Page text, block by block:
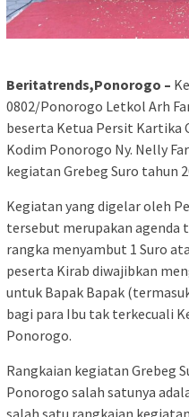
Beritatrends,Ponorogo –
0802/Ponorogo Letkol Arh
beserta Ketua Persit Kartika
Kodim Ponorogo Ny. Nelly
kegiatan Grebeg Suro tahun
Kegiatan yang digelar oleh
tersebut merupakan agenda
rangka menyambut 1 Suro
peserta Kirab diwajibkan
untuk Bapak Bapak
bagi para Ibu tak terkecuali
Ponorogo.
Rangkaian kegiatan Grebeg
Ponorogo salah satunya
salah satu rangkaian